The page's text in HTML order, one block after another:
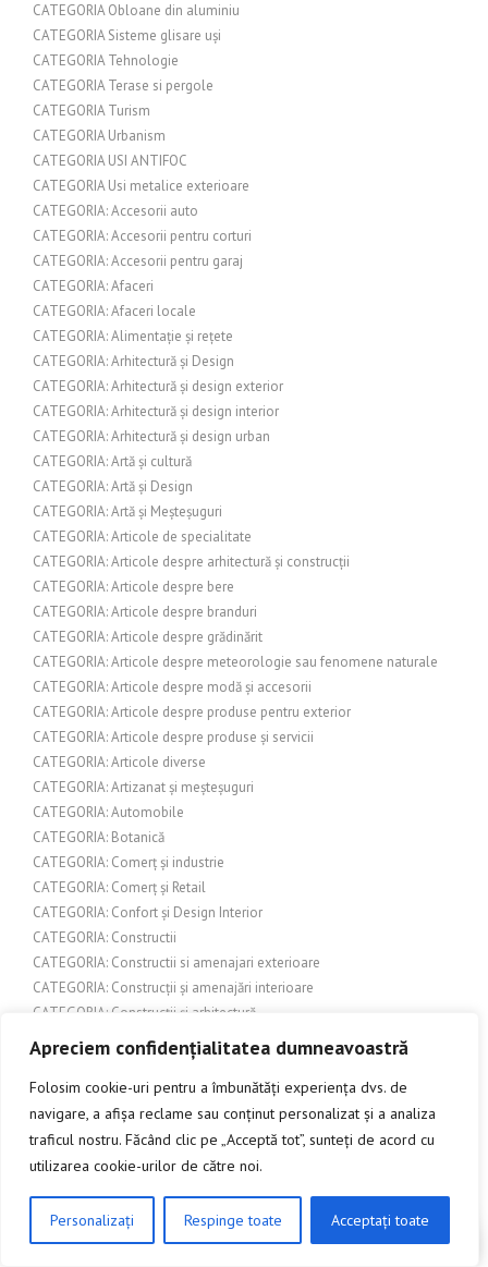
Apreciem confidențialitatea dumneavoastră
Folosim cookie-uri pentru a îmbunătăți experiența dvs. de
navigare, a afișa reclame sau conținut personalizat și a analiza
traficul nostru. Făcând clic pe „Acceptă tot”, sunteți de acord cu
utilizarea cookie-urilor de către noi.
Personalizați Respinge toate Acceptați toate
CATEGORIA Obloane din aluminiu
CATEGORIA Sisteme glisare uși
CATEGORIA Tehnologie
CATEGORIA Terase si pergole
CATEGORIA Turism
CATEGORIA Urbanism
CATEGORIA USI ANTIFOC
CATEGORIA Usi metalice exterioare
CATEGORIA: Accesorii auto
CATEGORIA: Accesorii pentru corturi
CATEGORIA: Accesorii pentru garaj
CATEGORIA: Afaceri
CATEGORIA: Afaceri locale
CATEGORIA: Alimentație și rețete
CATEGORIA: Arhitectură și Design
CATEGORIA: Arhitectură și design exterior
CATEGORIA: Arhitectură și design interior
CATEGORIA: Arhitectură și design urban
CATEGORIA: Artă și cultură
CATEGORIA: Artă și Design
CATEGORIA: Artă și Meșteșuguri
CATEGORIA: Articole de specialitate
CATEGORIA: Articole despre arhitectură și construcții
CATEGORIA: Articole despre bere
CATEGORIA: Articole despre branduri
CATEGORIA: Articole despre grădinărit
CATEGORIA: Articole despre meteorologie sau fenomene naturale
CATEGORIA: Articole despre modă și accesorii
CATEGORIA: Articole despre produse pentru exterior
CATEGORIA: Articole despre produse și servicii
CATEGORIA: Articole diverse
CATEGORIA: Artizanat și meșteșuguri
CATEGORIA: Automobile
CATEGORIA: Botanică
CATEGORIA: Comerț și industrie
CATEGORIA: Comerț și Retail
CATEGORIA: Confort și Design Interior
CATEGORIA: Constructii
CATEGORIA: Constructii si amenajari exterioare
CATEGORIA: Construcții și amenajări interioare
CATEGORIA: Construcții și arhitectură
CATEGORIA: Construcții și design interior
CATEGORIA: Constructii si renovari
CATEGORIA: Construire și amenajări exterioare
CATEGORIA: Cultură
CATEGORIA: Cultura pop
CATEGORIA: Cultură și divertisment
CATEGORIA: Design Exterior
CATEGORIA: Design interior
CLICK AICI PENTRU A DISCUTA